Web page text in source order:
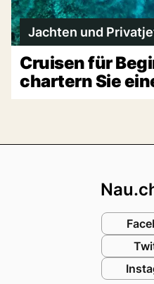
Jachten und
Cruisen für
chartern Sie